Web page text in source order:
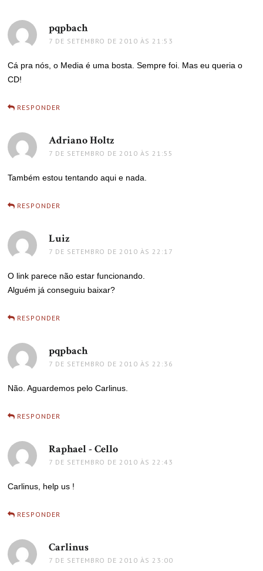
pqpbachdisse:
7 DE SETEMBRO DE 2010 ÀS 21:53
Cá pra nós, o Media é uma bosta. Sempre foi. Mas eu queria o
CD!
RESPONDER
Adriano Holtz
7 DE SETEMBRO DE 2010 ÀS 21:55
Também estou tentando aqui e nada.
RESPONDER
Luiz
7 DE SETEMBRO DE 2010 ÀS 22:17
O link parece não estar funcionando.
Alguém já conseguiu baixar?
RESPONDER
pqpbachdisse:
7 DE SETEMBRO DE 2010 ÀS 22:36
Não. Aguardemos pelo Carlinus.
RESPONDER
Raphael - Cello
7 DE SETEMBRO DE 2010 ÀS 22:43
Carlinus, help us !
RESPONDER
Carlinus
7 DE SETEMBRO DE 2010 ÀS 23:00